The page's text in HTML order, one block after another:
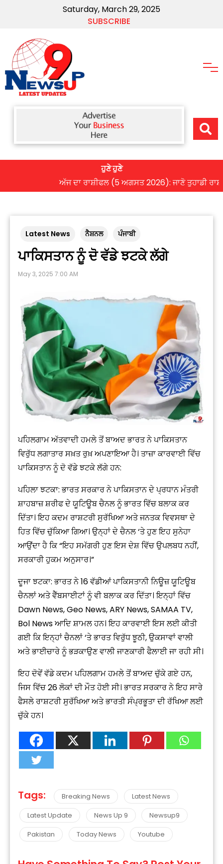
Saturday, March 29, 2025
SUBSCRIBE
ਹੁਣੇ ਹੁਣੇ
ਅੱਜ ਦਾ ਰਾਸ਼ੀਫਲ (5 ਅਗਸਤ 2026): ਜਾਣੋ ਤੁਹਾਡੀ ਰਾਸ਼ੀ
Latest News ਨੈਸ਼ਨਲ ਪੰਜਾਬੀ
ਪਾਕਿਸਤਾਨ ਨੂੰ ਦੋ ਵੱਡੇ ਝਟਕੇ ਲੱਗੇ
May 3, 2025 7:00 AM
ਪਹਿਲਗਾਮ ਅੱਤਵਾਦੀ ਹਮਲੇ ਤੋਂ ਬਾਅਦ ਭਾਰਤ ਨੇ ਪਾਕਿਸਤਾਨ
ਵਿਰੁੱਧ ਲਗਾਤਾਰ ਸਖ਼ਤ ਰੁਖ਼ ਅਪਣਾਇਆ ਹੈ। ਤਾਜ਼ਾ ਕਾਰਵਾਈ ਵਿੱਚ
ਪਾਕਿਸਤਾਨ ਨੂੰ ਦੋ ਵੱਡੇ ਝਟਕੇ ਲੱਗੇ ਹਨ:
ਪਹਿਲਾ ਝਟਕਾ: ਭਾਰਤ ਸਰਕਾਰ ਨੇ ਪਾਕਿਸਤਾਨ ਦੇ ਪ੍ਰਧਾਨ ਮੰਤਰੀ
ਸ਼ਾਹਬਾਜ਼ ਸ਼ਰੀਫ ਦੇ ਯੂਟਿਊਬ ਚੈਨਲ ਨੂੰ ਭਾਰਤ ਵਿੱਚ ਬਲਾਕ ਕਰ
ਦਿੱਤਾ। ਇਹ ਕਦਮ ਰਾਸ਼ਟਰੀ ਸੁਰੱਖਿਆ ਅਤੇ ਜਨਤਕ ਵਿਵਸਥਾ ਦੇ
ਹਿਤ ਵਿੱਚ ਚੁੱਕਿਆ ਗਿਆ। ਉਨ੍ਹਾਂ ਦੇ ਚੈਨਲ ‘ਤੇ ਹੁਣ ਇਹ ਸੁਨੇਹਾ
ਆਉਂਦਾ ਹੈ ਕਿ “ਇਹ ਸਮੱਗਰੀ ਹੁਣ ਇਸ ਦੇਸ਼ ਵਿੱਚ ਉਪਲਬਧ ਨਹੀਂ,
ਸਰਕਾਰੀ ਹੁਕਮ ਅਨੁਸਾਰ।”
ਦੂਜਾ ਝਟਕਾ: ਭਾਰਤ ਨੇ 16 ਵੱਡੀਆਂ ਪਾਕਿਸਤਾਨੀ ਨਿਊਜ਼ ਯੂਟਿਊਬ
ਚੈਨਲਾਂ ਅਤੇ ਵੈੱਬਸਾਈਟਾਂ ਨੂੰ ਵੀ ਬਲਾਕ ਕਰ ਦਿੱਤਾ। ਇਨ੍ਹਾਂ ਵਿੱਚ
Dawn News, Geo News, ARY News, SAMAA TV,
Bol News ਆਦਿ ਸ਼ਾਮਲ ਹਨ। ਇਹ ਕਾਰਵਾਈ ਇਸ ਲਈ ਕੀਤੀ
ਗਈ ਕਿ ਇਨ੍ਹਾਂ ਚੈਨਲਾਂ ‘ਤੇ ਭਾਰਤ ਵਿਰੁੱਧ ਝੂਠੀ, ਉਕਸਾਵਾਂ ਵਾਲੀ
ਅਤੇ ਭਾਈਚਾਰੇ ਨੂੰ ਭੜਕਾਉਣ ਵਾਲੀ ਜਾਣਕਾਰੀ ਫੈਲਾਈ ਜਾ ਰਹੀ ਸੀ।
ਇਹ ਦੋਵੇਂ ਵੱਡੇ ਕਦਮ ਪਹਿਲਗਾਮ ਹਮਲੇ ਤੋਂ ਬਾਅਦ ਚੁੱਕੇ ਗਏ ਹਨ,
ਜਿਸ ਵਿੱਚ 26 ਲੋਕਾਂ ਦੀ ਮੌਤ ਹੋਈ ਸੀ। ਭਾਰਤ ਸਰਕਾਰ ਨੇ ਇਹ ਸਾਰੇ
ਫੈਸਲੇ ਰਾਸ਼ਟਰੀ ਸੁਰੱਖਿਆ ਅਤੇ ਭਾਰਤੀ ਸੰਪ੍ਰਭੂਤਾ ਦੀ ਰੱਖਿਆ ਲਈ
ਚੁੱਕੇ ਹਨ।
Tags: Breaking News
Latest News
Latest Update
News Up 9
Newsup9
Pakistan
Today News Youtube